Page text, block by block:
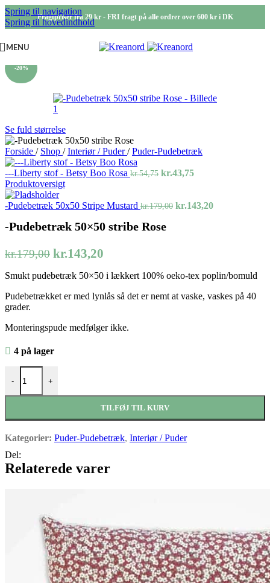
Spring til navigation
Spring til hovedindhold
Fragtpriser fra 29 kr - FRI fragt på alle ordrer over 600 kr i DK
MENU
-20%
Se fuld størrelse
Forside / Shop / Interiør / Puder/ Puder-Pudebetræk
---Liberty stof - Betsy Boo Rosa kr.54,75 Den
var:
kr.43,75Den
er:
Produktoversigt
-Pudebetræk 50x50 Stripe Mustard kr.179,00 Den
kr.143,20Den
-Pudebetræk 50×50 stribe Rose
kr.179,00 Den
pris
var:
kr.143,20
pris
er:
Smukt pudebetræk 50×50 i lækkert 100% oeko-tex poplin/bomuld
Pudebetrækket er med lynlås så det er nemt at vaske, vaskes på 40
grader.
Monteringspude medfølger ikke.
4 på lager
-
-Pudebetræk 50x50 stribe Rose antal
+
TILFØJ TIL KURV
Kategorier: Puder-Pudebetræk, Interiør / Puder
Del:
Relaterede varer